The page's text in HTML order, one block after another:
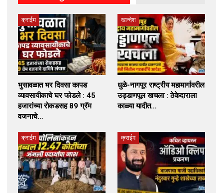
क्राईम
भुसावळात भर दिवसा कापड
व्यावसायीकाचे घर फोडले : 45
हजारांच्या रोकडसह 89 ग्रॅम
वजनाचे…
खान्देश
धुळे-नागपूर राष्ट्रीय महामार्गावरील
उड्डाणपूल खचला : ठेकेदाराला
काळ्या यादीत…
क्राईम क्राईम